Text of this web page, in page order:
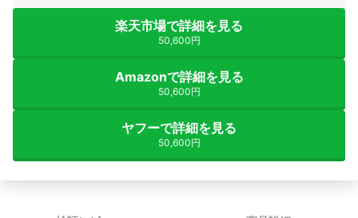
楽天市場で詳細を見る
50,600円
Amazonで詳細を見る
50,600円
ヤフーで詳細を見る
50,600円